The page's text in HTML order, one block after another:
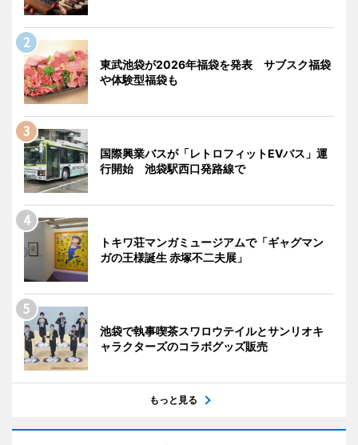
東武池袋が2026年福袋を発表 サブスク福袋
や体験型福袋も
国際興業バスが「レトロフィットEVバス」運
行開始 池袋駅西口発路線で
トキワ荘マンガミュージアムで「ギャグマン
ガの王様誕生 赤塚不二夫展」
池袋で執事喫茶スワロウテイルとサンリオキ
ャラクターズのコラボグッズ販売
もっと見る